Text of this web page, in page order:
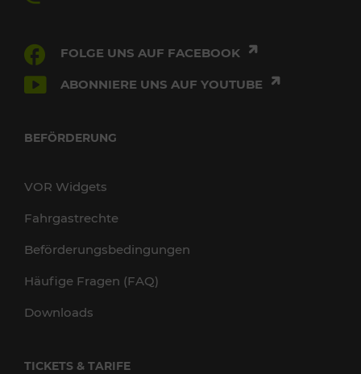
FOLGE UNS AUF FACEBOOK
ABONNIERE UNS AUF YOUTUBE
BEFÖRDERUNG
VOR Widgets
Fahrgastrechte
Beförderungsbedingungen
Häufige Fragen (FAQ)
Downloads
TICKETS & TARIFE